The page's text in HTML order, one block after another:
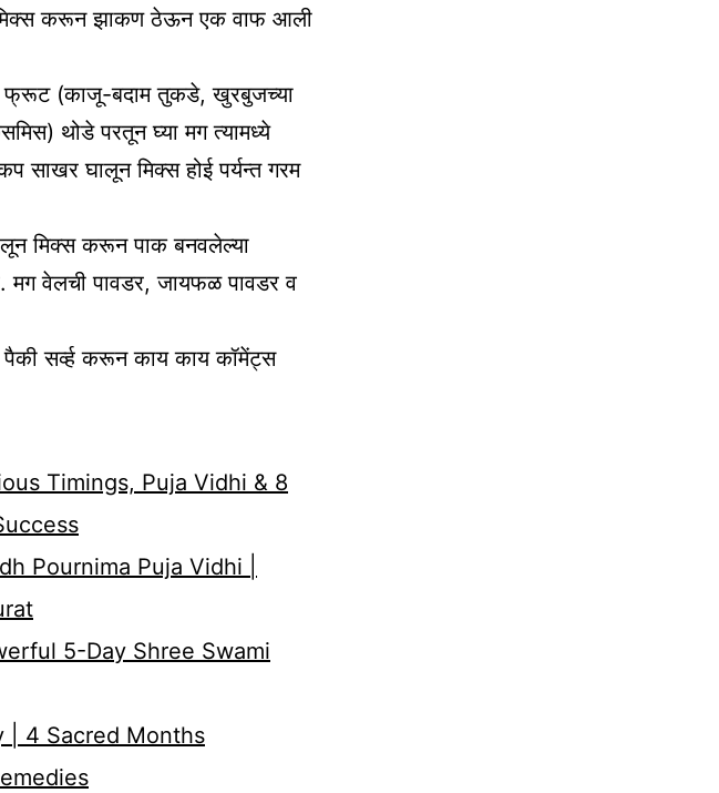
मिक्स करून झाकण ठेऊन एक वाफ आली
फ्रूट (काजू-बदाम तुकडे, खुरबुजच्या
थोडे परतून घ्या मग त्यामध्ये
साखर घालून मिक्स होई पर्यन्त गरम
मिक्स करून पाक बनवलेल्या
वेलची पावडर, जायफळ पावडर व
सर्व्ह करून काय काय कॉमेंट्स
Timings, Puja Vidhi & 8
Pournima Puja Vidhi |
5-Day Shree Swami
| 4 Sacred Months